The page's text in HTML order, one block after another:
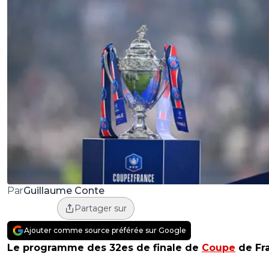
ParGuillaume Conte
Partager sur
Ajouter comme source préférée sur Google
Le programme des 32es de finale de Coupe de